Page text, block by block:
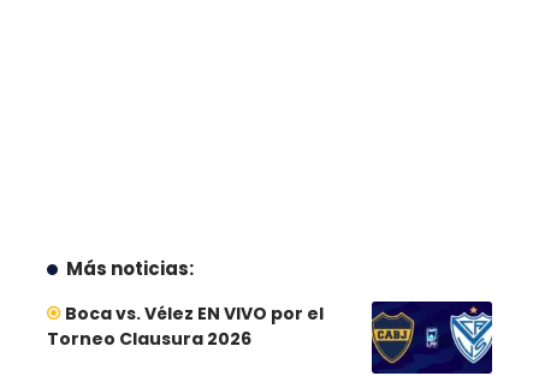
Más noticias:
Boca vs. Vélez EN VIVO por el
Torneo Clausura 2026